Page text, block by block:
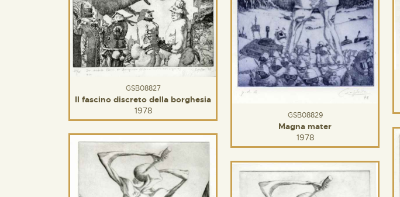
GSB08829
Magna mater
1978
GSB08827
Il fascino discreto della borghesia
1978